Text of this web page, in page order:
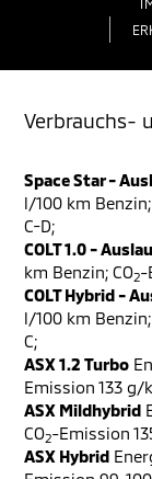
Verbrauchs-
Space Star -
l/100 km Benzin;
C-D;
COLT 1.0 -
km Benzin; CO2-
COLT Hybrid -
l/100 km Benzin;
C;
ASX 1.2 Turbo
Emission 133 g/
ASX Mildhybrid
CO2-Emission
ASX Hybrid